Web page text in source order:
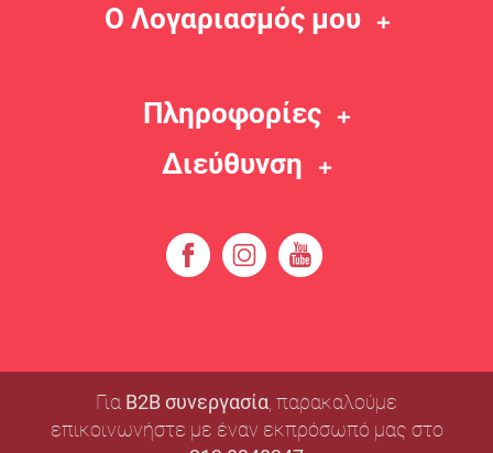
Ο Λογαριασμός μου
Πληροφορίες
Διεύθυνση
Για B2B συνεργασία , παρακαλούμε
επικοινωνήστε με έναν εκπρόσωπό μας στο